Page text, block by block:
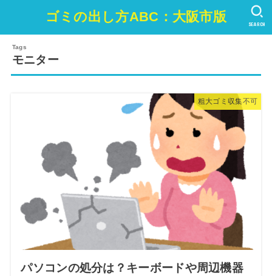
ゴミの出し方ABC：大阪市版 SEARCH
モニター
粗大ゴミ収集不可
パソコンの処分は？キーボードや周辺機器